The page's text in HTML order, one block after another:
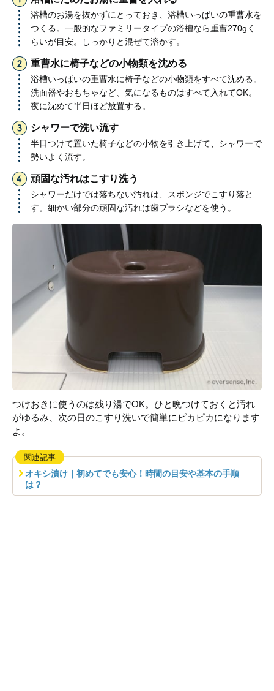
浴槽のお湯を抜かずにとっておき、浴槽いっぱいの重曹水を
つくる。一般的なファミリータイプの浴槽なら重曹270gく
らいが目安。しっかりと混ぜて溶かす。
重曹水に椅子などの小物類を沈める
浴槽いっぱいの重曹水に椅子などの小物類をすべて沈める。
洗面器やおもちゃなど、気になるものはすべて入れてOK。
夜に沈めて半日ほど放置する。
シャワーで洗い流す
半日つけて置いた椅子などの小物を引き上げて、シャワーで
勢いよく流す。
頑固な汚れはこすり洗う
シャワーだけでは落ちない汚れは、スポンジでこすり落と
す。細かい部分の頑固な汚れは歯ブラシなどを使う。
つけおきに使うのは残り湯でOK。ひと晩つけておくと汚れ
がゆるみ、次の日のこすり洗いで簡単にピカピカになります
よ。
関連記事
オキシ漬け｜初めてでも安心！時間の目安や基本の手順
は？